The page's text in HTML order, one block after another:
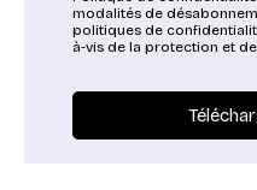
modalités de
politiques de
à-vis de la protection et